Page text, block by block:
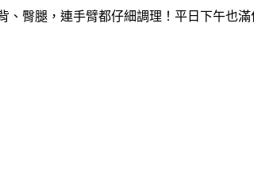
臀腿，連手臂都仔細調理！平日下午也滿